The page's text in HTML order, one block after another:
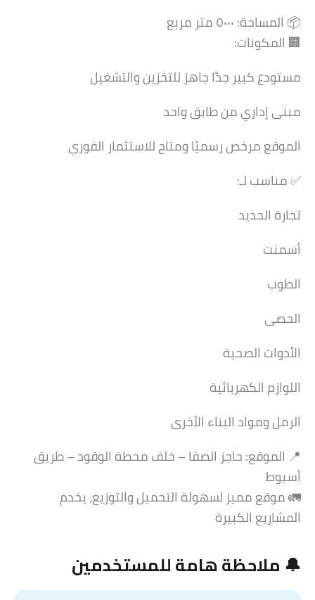
📦 المساحة: ٥٠٠٠ متر مربع
🏢 المكونات:
مستودع كبير جدًا جاهز للتخزين والتشغيل
مبنى إداري من طابق واحد
الموقع مرخص رسميًا ومتاح للاستثمار الفوري
✅ مناسب لـ:
تجارة الحديد
أسمنت
الطوب
الحصى
الأدوات الصحية
اللوازم الكهربائية
الرمل ومواد البناء الأخرى
📍 الموقع: حاجز الصفا – خلف محطة الوقود – طريق
أسيوط
🚛 موقع مميز لسهولة التحميل والتوزيع، يخدم
المشاريع الكبيرة
🔔 ملاحظة هامة للمستخدمين